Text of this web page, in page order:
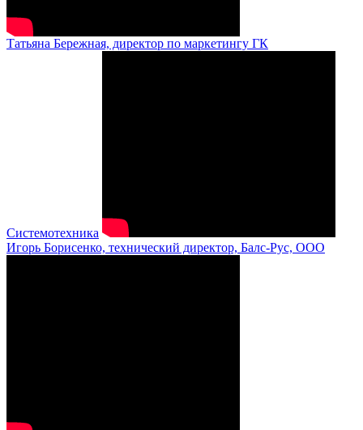
Татьяна Бережная, директор по маркетингу ГК
Системотехника
Игорь Борисенко, технический директор, Балс-Рус, ООО